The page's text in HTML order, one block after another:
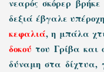
νεαρός σκόρερ
δεξιά έβγαλε
κεφαλιά, η μπάλα
δοκού του Γρίβα και
δύναμη στα δίχτυα,